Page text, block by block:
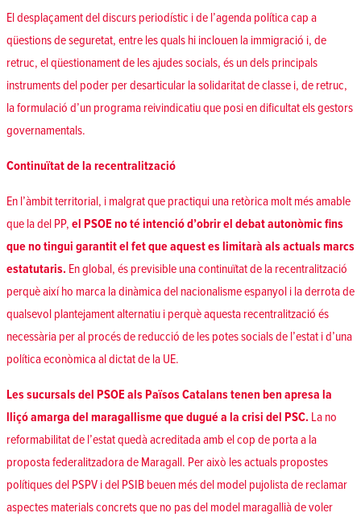
El desplaçament del discurs periodístic i de l’agenda política cap a
qüestions de seguretat, entre les quals hi inclouen la immigració i, de
retruc, el qüestionament de les ajudes socials, és un dels principals
instruments del poder per desarticular la solidaritat de classe i, de retruc,
la formulació d’un programa reivindicatiu que posi en dificultat els gestors
governamentals.
Continuïtat de la recentralització
En l’àmbit territorial, i malgrat que practiqui una retòrica molt més amable
que la del PP, el PSOE no té intenció d’obrir el debat autonòmic fins
que no tingui garantit el fet que aquest es limitarà als actuals marcs
estatutaris. En global, és previsible una continuïtat de la recentralització
perquè així ho marca la dinàmica del nacionalisme espanyol i la derrota de
qualsevol plantejament alternatiu i perquè aquesta recentralització és
necessària per al procés de reducció de les potes socials de l’estat i d’una
política econòmica al dictat de la UE.
Les sucursals del PSOE als Països Catalans tenen ben apresa la
lliçó amarga del maragallisme que dugué a la crisi del PSC. La no
reformabilitat de l’estat quedà acreditada amb el cop de porta a la
proposta federalitzadora de Maragall. Per això les actuals propostes
polítiques del PSPV i del PSIB beuen més del model pujolista de reclamar
aspectes materials concrets que no pas del model maragallià de voler